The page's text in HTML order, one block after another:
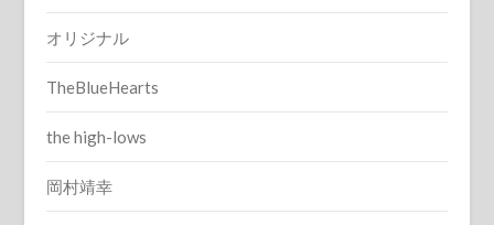
オリジナル
TheBlueHearts
the high-lows
岡村靖幸